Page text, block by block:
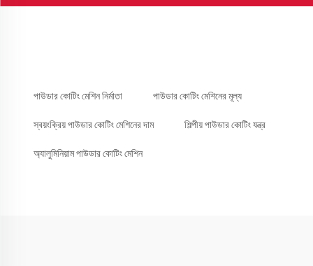
পাউডার কোটিং মেশিন নির্মাতা পাউডার কোটিং মেশিনের মূল্য
স্বয়ংক্রিয় পাউডার কোটিং মেশিনের দাম শিল্পীয় পাউডার কোটিং যন্ত্র
অ্যালুমিনিয়াম পাউডার কোটিং মেশিন